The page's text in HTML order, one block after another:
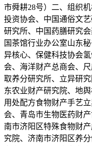
市舜耕28号）二、组织
投资协会、中国通俗文
研究所、中国药膳研究
国茶馆行业办公室山东
异核心、保健科技协会
会、海洋财产总商会、
取养分研究所、立异研
东农业财产研究院、地
用处配方食物财产手艺
会、青岛市生物医药财
南市济阳区特殊食物财
究院、济南市济阳区养